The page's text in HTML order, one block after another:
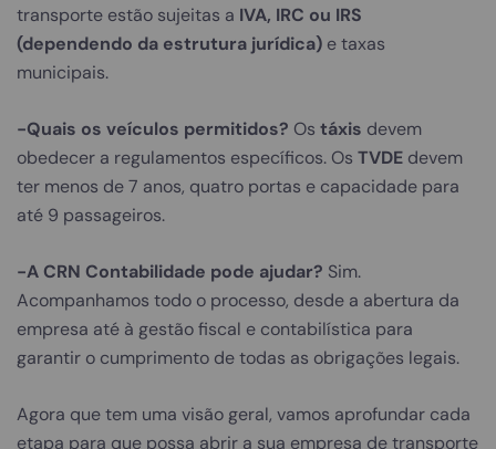
transporte estão sujeitas a IVA, IRC ou IRS
(dependendo da estrutura jurídica) e taxas
municipais.
-Quais os veículos permitidos? Os táxis devem
obedecer a regulamentos específicos. Os TVDE devem
ter menos de 7 anos, quatro portas e capacidade para
até 9 passageiros.
-A CRN Contabilidade pode ajudar? Sim.
Acompanhamos todo o processo, desde a abertura da
empresa até à gestão fiscal e contabilística para
garantir o cumprimento de todas as obrigações legais.
Agora que tem uma visão geral, vamos aprofundar cada
etapa para que possa abrir a sua empresa de transporte